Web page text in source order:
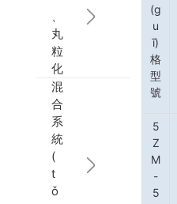
、
丸
粒
化
混
合
系
統
(
t
ǒ
(g
u
ī)
格
型
號
5
Z
M
-
5